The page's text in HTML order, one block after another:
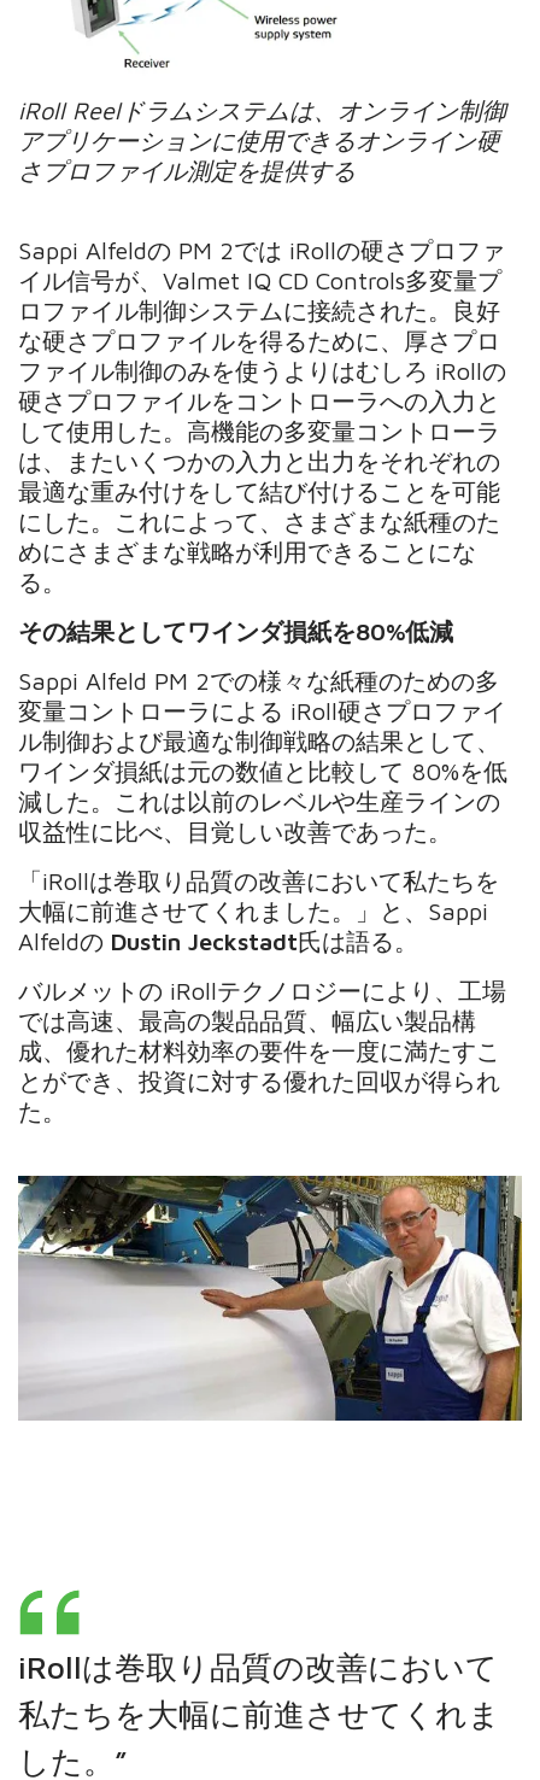
iRoll Reelドラムシステムは、オンライン制御
アプリケーションに使用できるオンライン硬
さプロファイル測定を提供する
Sappi Alfeldの PM 2では iRollの硬さプロファ
イル信号が、Valmet IQ CD Controls多変量プ
ロファイル制御システムに接続された。良好
な硬さプロファイルを得るために、厚さプロ
ファイル制御のみを使うよりはむしろ iRollの
硬さプロファイルをコントローラへの入力と
して使用した。高機能の多変量コントローラ
は、またいくつかの入力と出力をそれぞれの
最適な重み付けをして結び付けることを可能
にした。これによって、さまざまな紙種のた
めにさまざまな戦略が利用できることにな
る。
その結果としてワインダ損紙を80%低減
Sappi Alfeld PM 2での様々な紙種のための多
変量コントローラによる iRoll硬さプロファイ
ル制御および最適な制御戦略の結果として、
ワインダ損紙は元の数値と比較して 80%を低
減した。これは以前のレベルや生産ラインの
収益性に比べ、目覚しい改善であった。
「iRollは巻取り品質の改善において私たちを
大幅に前進させてくれました。」と、Sappi
Alfeldの Dustin Jeckstadt氏は語る。
バルメットの iRollテクノロジーにより、工場
では高速、最高の製品品質、幅広い製品構
成、優れた材料効率の要件を一度に満たすこ
とができ、投資に対する優れた回収が得られ
た。
iRollは巻取り品質の改善において
私たちを大幅に前進させてくれま
した。”